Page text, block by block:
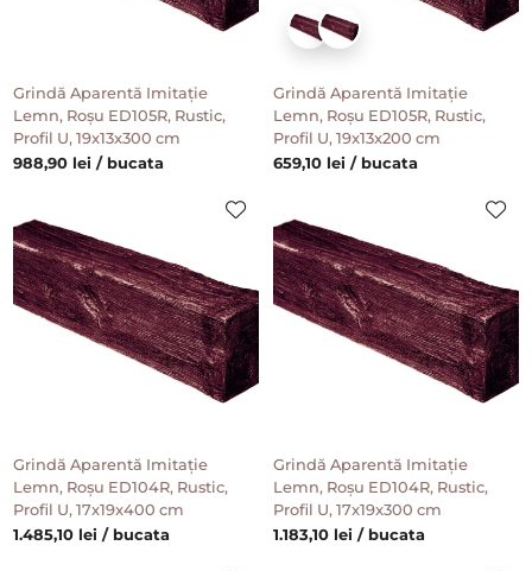
Grindă Aparentă Imitație
Lemn, Roșu ED105R, Rustic,
Profil U, 19x13x300 cm
988,90 lei / bucata
Grindă Aparentă Imitație
Lemn, Roșu ED105R, Rustic,
Profil U, 19x13x200 cm
659,10 lei / bucata
Grindă Aparentă Imitație
Lemn, Roșu ED104R, Rustic,
Profil U, 17x19x400 cm
1.485,10 lei / bucata
Grindă Aparentă Imitație
Lemn, Roșu ED104R, Rustic,
Profil U, 17x19x300 cm
1.183,10 lei / bucata